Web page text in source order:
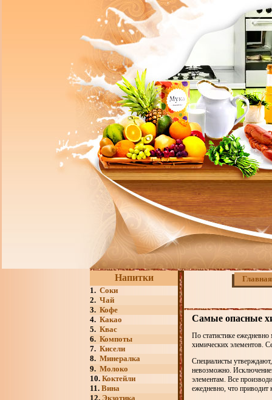
Напитки
1. Соки
2. Чай
3. Кофе
4. Какао
5. Квас
6. Компоты
7. Кисели
8. Минералка
9. Молоко
10. Коктейли
11. Вина
12. Экзотика
Главная
Самые опасные
По статистике
химических элементов.
Специалисты утверждают,
невозможно.
элементам. Все
ежедневно, что приводит